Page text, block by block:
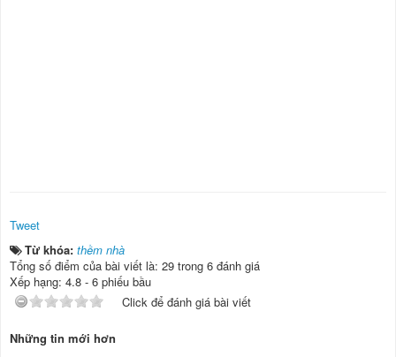
Tweet
Từ khóa: thềm nhà
Tổng số điểm của bài viết là: 29 trong 6 đánh giá
Xếp hạng: 4.8 - 6 phiếu bầu
Click để đánh giá bài viết
Những tin mới hơn